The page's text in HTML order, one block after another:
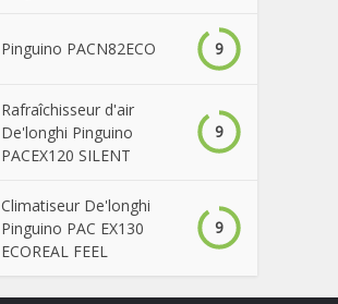
Pinguino PACN82ECO 9
Rafraîchisseur d'air
De'longhi Pinguino
PACEX120 SILENT
9
Climatiseur De'longhi
Pinguino PAC EX130
ECOREAL FEEL
9